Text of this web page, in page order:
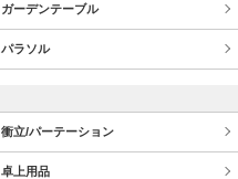
ガーデンテーブル
パラソル
衝立/パーテーション
卓上用品